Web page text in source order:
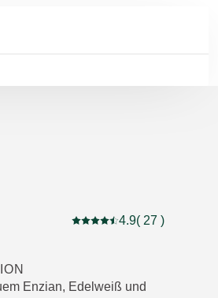
Aktuelle Bewertung: 4.9
4.9( 27 )
Enzian, Edelweiß und